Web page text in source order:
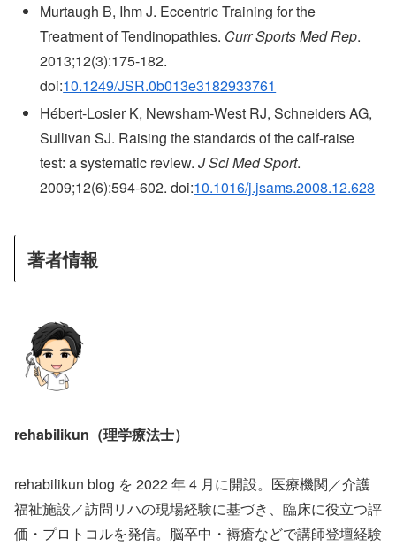
Murtaugh B, Ihm J. Eccentric Training for the
Treatment of Tendinopathies. Curr Sports Med Rep.
2013;12(3):175-182.
doi:10.1249/JSR.0b013e3182933761
Hébert-Losier K, Newsham-West RJ, Schneiders AG,
Sullivan SJ. Raising the standards of the calf-raise
test: a systematic review.J Sci Med Sport.
2009;12(6):594-602. doi:10.1016/j.jsams.2008.12.628
著者情報
rehabilikun（理学療法士）
rehabilikun blog を 2022 年 4 月に開設。医療機関／介護
福祉施設／訪問リハの現場経験に基づき、臨床に役立つ評
価・プロトコルを発信。脳卒中・褥瘡などで講師登壇経験